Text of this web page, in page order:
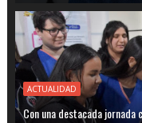
ACTUALIDAD
Con una destacada jornada